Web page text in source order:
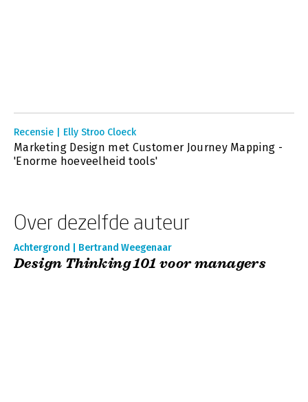
Recensie | Elly Stroo Cloeck
Marketing Design met Customer Journey Mapping -
'Enorme hoeveelheid tools'
Over dezelfde auteur
Achtergrond | Bertrand Weegenaar
Design Thinking 101 voor managers